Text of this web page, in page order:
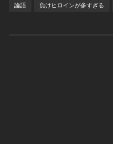
論語 負けヒロインが多すぎる